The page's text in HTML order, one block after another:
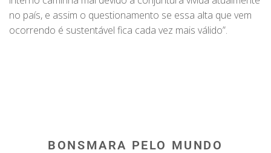
no país, e assim o questionamento se essa alta que vem
ocorrendo é sustentável fica cada vez mais válido”.
BONSMARA PELO MUNDO